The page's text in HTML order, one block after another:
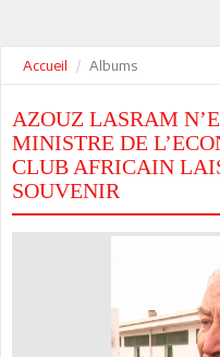
Accueil Albums
AZOUZ LASRAM
MINISTRE DE
CLUB AFRICAIN
SOUVENIR